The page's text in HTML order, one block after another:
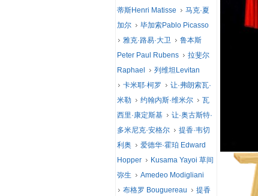
蒂斯Henri Matisse
马克·夏
加尔
毕加索Pablo Picasso
雅克·路易·大卫
鲁本斯
Peter Paul Rubens
拉斐尔
Raphael
列维坦Levitan
卡米耶·柯罗
让·弗朗索瓦·
米勒
约翰内斯·维米尔
瓦
西里·康定斯基
让·奥古斯特·
多米尼克·安格尔
提香·韦切
利奥
爱德华·霍珀 Edward
Hopper
Kusama Yayoi 草间
弥生
Amedeo Modigliani
布格罗 Bouguereau
提香